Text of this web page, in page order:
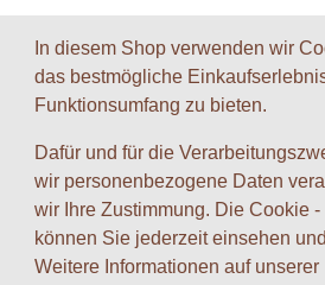
In diesem Shop verwenden wir
das bestmögliche
Funktionsumfang zu bieten.
Dafür und für die
wir personenbezogene Daten
wir Ihre Zustimmung. Die Cookie
können Sie jederzeit einsehen
Weitere Informationen auf unserer